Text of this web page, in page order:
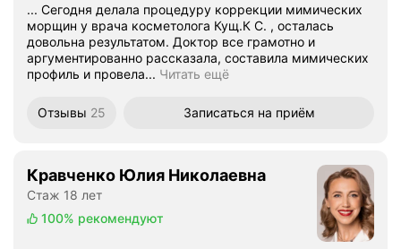
... Сегодня делала процедуру коррекции мимических
морщин у врача косметолога Кущ.К С. , осталась
довольна результатом. Доктор все грамотно и
аргументированно рассказала, составила мимических
профиль и провела... Читать ещё
Отзывы 25 Записаться на приём
Кравченко Юлия Николаевна
Стаж 18 лет
100% рекомендуют